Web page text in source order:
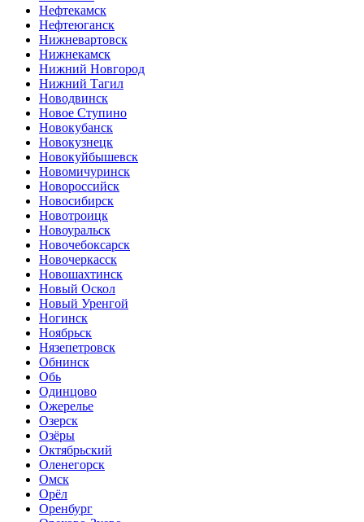
Нефтекамск
Нефтеюганск
Нижневартовск
Нижнекамск
Нижний Новгород
Нижний Тагил
Новодвинск
Новое Ступино
Новокубанск
Новокузнецк
Новокуйбышевск
Новомичуринск
Новороссийск
Новосибирск
Новотроицк
Новоуральск
Новочебоксарск
Новочеркасск
Новошахтинск
Новый Оскол
Новый Уренгой
Ногинск
Ноябрьск
Нязепетровск
Обнинск
Обь
Одинцово
Ожерелье
Озерск
Озёры
Октябрьский
Оленегорск
Омск
Орёл
Оренбург